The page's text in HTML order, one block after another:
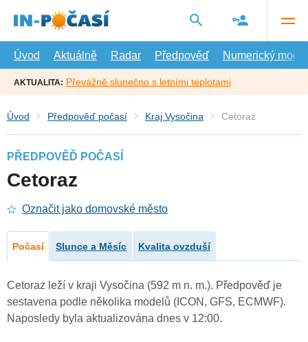
hlavní
Úvod
Aktuálně Radar Předpověď Numerický model
AKTUALITA: Převážně slunečno s letními teplotami
Úvod Předpověď počasí Kraj Vysočina Cetoraz
PŘEDPOVĚĎ POČASÍ
Cetoraz
Označit jako domovské město
Počasí Slunce a Měsíc Kvalita ovzduší
Cetoraz leží v kraji Vysočina (592 m n. m.). Předpověď je
sestavena podle několika modelů (ICON, GFS, ECMWF).
Naposledy byla aktualizována dnes v 12:00.